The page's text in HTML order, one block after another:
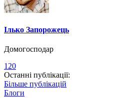
Ілько Запорожець
Домогосподар
120
Останні публікації:
Більше публікацій
Блоги